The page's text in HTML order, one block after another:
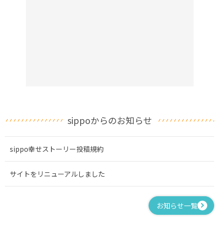
sippoからのお知らせ
sippo幸せストーリー投稿規約
サイトをリニューアルしました
お知らせ一覧